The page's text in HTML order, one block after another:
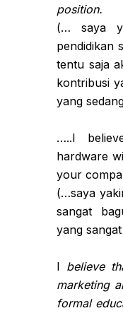
position.
(… saya
pendidikan
tentu saja
kontribusi
yang
…..I
hardware
your
(…saya
sangat
yang
I believe
marketing
formal